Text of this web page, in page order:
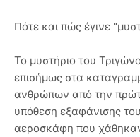
Πότε και πώς έγινε
Το μυστήριο του
επισήμως στα
ανθρώπων από την
υπόθεση εξαφάνισης
αεροσκάφη που